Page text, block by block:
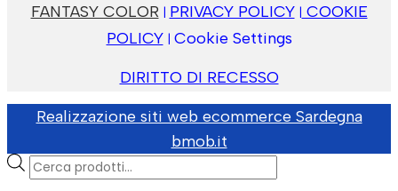
FANTASY COLOR PRIVACY POLICY
COOKIE
POLICY Cookie Settings
DIRITTO DI RECESSO
Realizzazione siti web ecommerce Sardegna
bmob.it
Products